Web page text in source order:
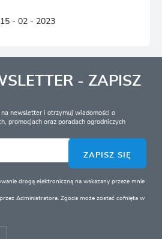
15 - 02 - 2023
- ZAPISZ
na newsletter i otrzymuj wiadomości o
promocjach oraz poradach ogrodniczych
ZAPISZ SIĘ
drogą elektroniczną na wskazany przeze mnie
Administratora. Zgoda może zostać cofnięta w